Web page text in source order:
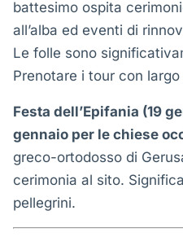
battesimo ospita
all’alba ed eventi di
Le folle sono
Prenotare i tour con
Festa dell’Epifania (19
gennaio per le chiese
greco-ortodosso di
cerimonia al sito.
pellegrini.